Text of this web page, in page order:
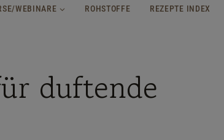
WEBINARE ROHSTOFFE REZEPTE INDEX
duftende